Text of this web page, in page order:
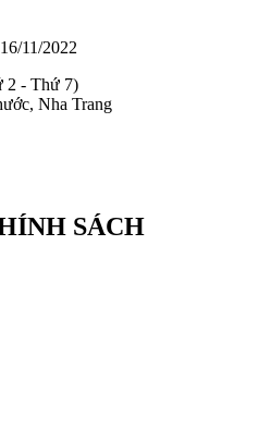
11/2022
2 - Thứ 7)
Nha Trang
SÁCH